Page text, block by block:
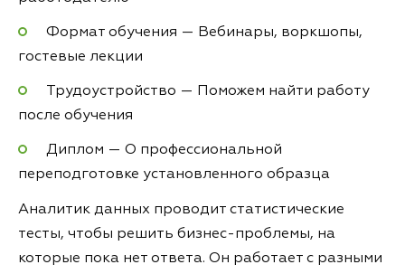
Формат обучения — Вебинары, воркшопы,
гостевые лекции
Трудоустройство — Поможем найти работу
после обучения
Диплом — О профессиональной
переподготовке установленного образца
Аналитик данных проводит статистические
тесты, чтобы решить бизнес-проблемы, на
которые пока нет ответа. Он работает с разными